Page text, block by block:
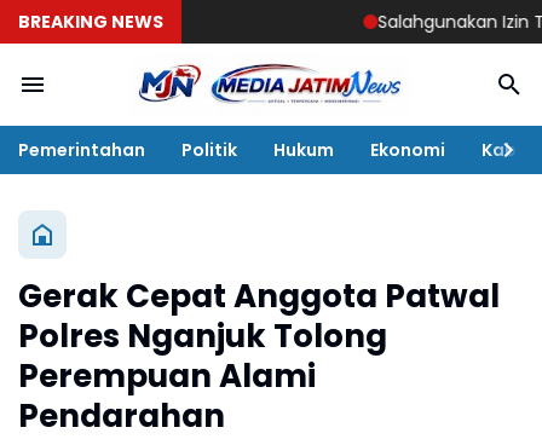
BREAKING NEWS Salahgunakan Izin
Pemerintahan Politik Hukum Ekonomi Kabar
Gerak Cepat Anggota Patwal
Polres Nganjuk Tolong
Perempuan Alami
Pendarahan